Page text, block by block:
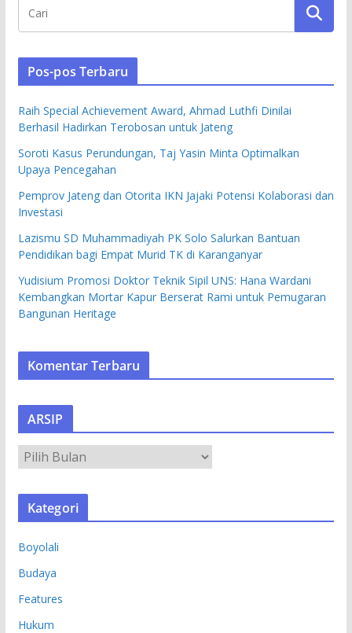
Pos-pos Terbaru
Raih Special Achievement Award, Ahmad Luthfi Dinilai
Berhasil Hadirkan Terobosan untuk Jateng
Soroti Kasus Perundungan, Taj Yasin Minta Optimalkan
Upaya Pencegahan
Pemprov Jateng dan Otorita IKN Jajaki Potensi Kolaborasi dan
Investasi
Lazismu SD Muhammadiyah PK Solo Salurkan Bantuan
Pendidikan bagi Empat Murid TK di Karanganyar
Yudisium Promosi Doktor Teknik Sipil UNS: Hana Wardani
Kembangkan Mortar Kapur Berserat Rami untuk Pemugaran
Bangunan Heritage
Komentar Terbaru
ARSIP
R
S
Kategori
Boyolali
Budaya
Features
Hukum